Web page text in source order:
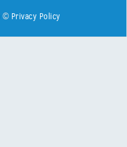
© Privacy Policy